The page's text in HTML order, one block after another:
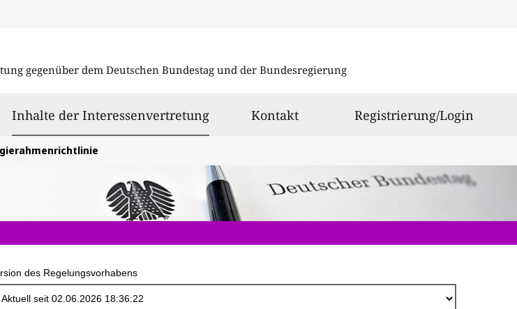
gegenüber dem Deutschen Bundestag und der Bundesregierung
Inhalte der Interessenvertretungausgewählt
Kontakt Registrierung/Login
des Regelungsvorhabens